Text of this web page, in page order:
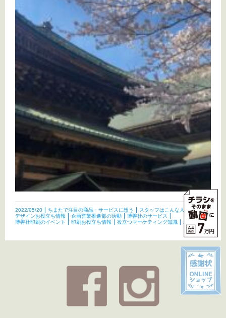
2022/05/20 ちまたで注目の商品・サービスに想う
スタッフはこんな人たち
デザインお役立ち情報
企画営業推進部の活動
博善社のサービス
博善社印刷のイベント
印刷お役立ち情報 役立つマーケティング知識 未分類